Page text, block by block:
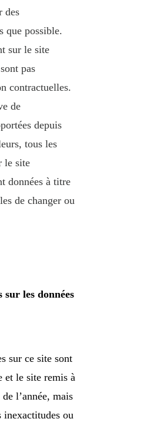
des
que possible.
sur le site
pas
contractuelles.
de
depuis
tous les
le site
données à titre
de changer ou
les données
sur ce site sont
et le site remis à
l’année, mais
inexactitudes ou